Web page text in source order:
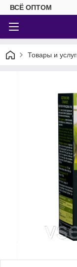
ВСЁ ОПТОМ
Товары и